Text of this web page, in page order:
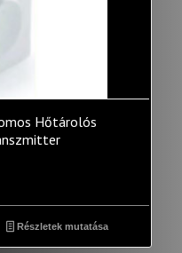
Hőtárolós
Részletek mutatása